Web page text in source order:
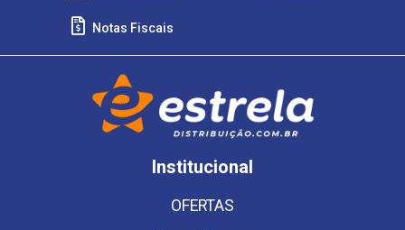
Notas Fiscais
Institucional
OFERTAS